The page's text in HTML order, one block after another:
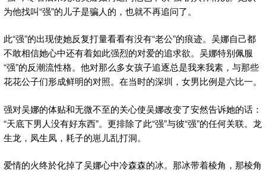
为他找叫“强”的儿子是骗人的，也就不再追问了。
此“强”的出现使她反复打量看看有没有“老公”的痕迹。吴娜自己都
不敢相信她心中还有着如此强烈的对爱的追求欲。吴娜特别佩服
“强”的反潮流性格。他对那么多女孩子追逐总是我来我素，与那些
花花公子们形成鲜明的对照。在当时的深圳，女男比例是六比一。
强对吴娜的体贴和无微不至的关心使吴娜改变了安然告诉她的话：
“天底下男人没有好东西”。更排除了此“强”与彼“强”的任何关联。龙
生龙，凤生凤，耗子的崽儿乱打洞。
爱情的火终於化掉了吴娜心中冷森森的冰。那冰带着棱角，那棱角